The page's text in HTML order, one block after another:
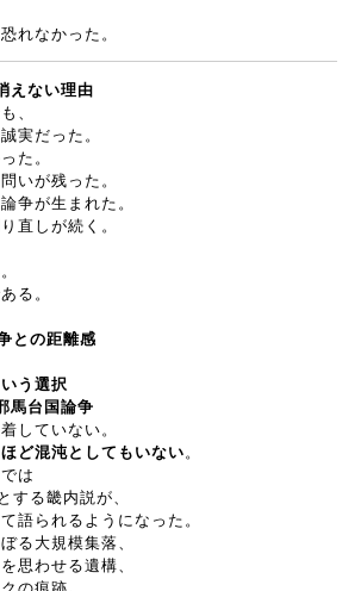
れなかった。
えない理由
、
実だった。
た。
いが残った。
争が生まれた。
直しが続く。
る。
との距離感
う選択
馬台国論争
していない。
ど混沌としてもいない 。
は
する畿内説が、
語られるようになった。
る大規模集落、
思わせる遺構、